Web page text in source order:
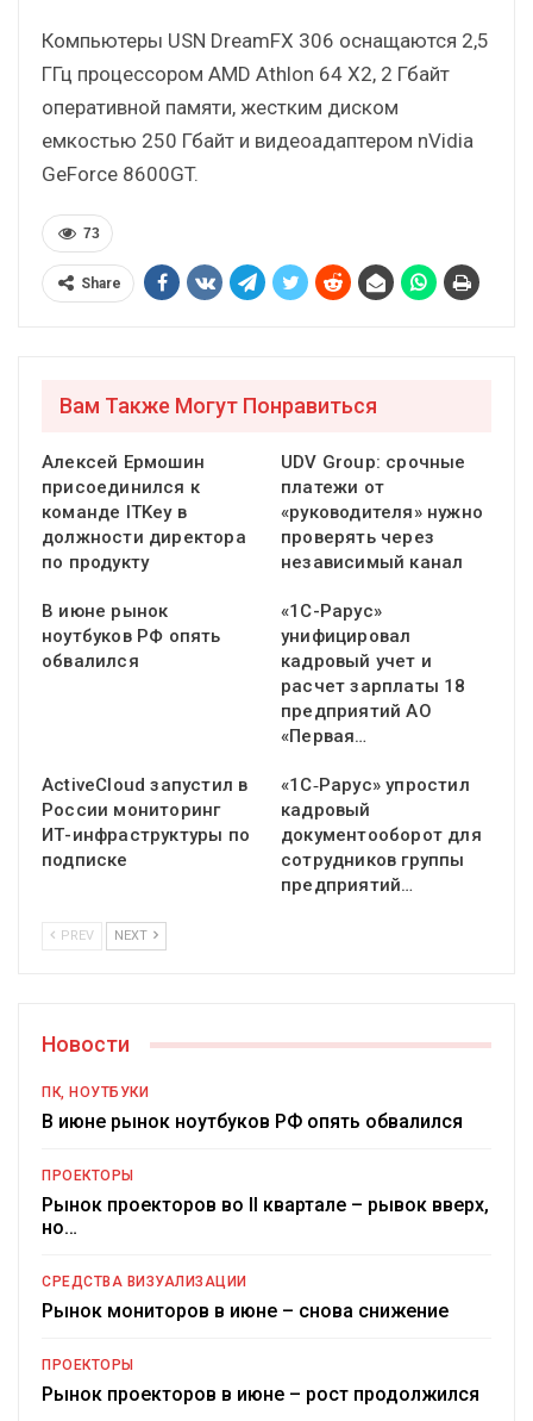
Компьютеры USN DreamFX 306 оснащаются 2,5
ГГц процессором AMD Athlon 64 X2, 2 Гбайт
оперативной памяти, жестким диском
емкостью 250 Гбайт и видеоадаптером nVidia
GeForce 8600GT.
73
Share
Вам Также Могут Понравиться
Алексей Ермошин
присоединился к
команде ITKey в
должности директора
по продукту
UDV Group: срочные
платежи от
«руководителя» нужно
проверять через
независимый канал
В июне рынок
ноутбуков РФ опять
обвалился
«1С-Рарус»
унифицировал
кадровый учет и
расчет зарплаты 18
предприятий АО
«Первая…
ActiveCloud запустил в
России мониторинг
ИТ-инфраструктуры по
подписке
«1С‑Рарус» упростил
кадровый
документооборот для
сотрудников группы
предприятий…
PREV NEXT
Новости
ПК, НОУТБУКИ
В июне рынок ноутбуков РФ опять обвалился
ПРОЕКТОРЫ
Рынок проекторов во II квартале – рывок вверх,
но…
СРЕДСТВА ВИЗУАЛИЗАЦИИ
Рынок мониторов в июне – снова снижение
ПРОЕКТОРЫ
Рынок проекторов в июне – рост продолжился